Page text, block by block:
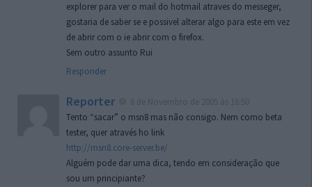
explorer para ver o mail do hotmail atraves do messeger,
gostaria de saber se e possivel alterar algo para este em vez
de abrir com o ie abrir com o firefox.
Sem outro assunto Rui
Responder
Reporter
Tento “sacar” o msn8 mas não consigo. Nem como beta
tester, quer através ho link
http://msn8.core-server.be/
Alguém pode dar uma dica, tendo em consideração que
sou um principiante?